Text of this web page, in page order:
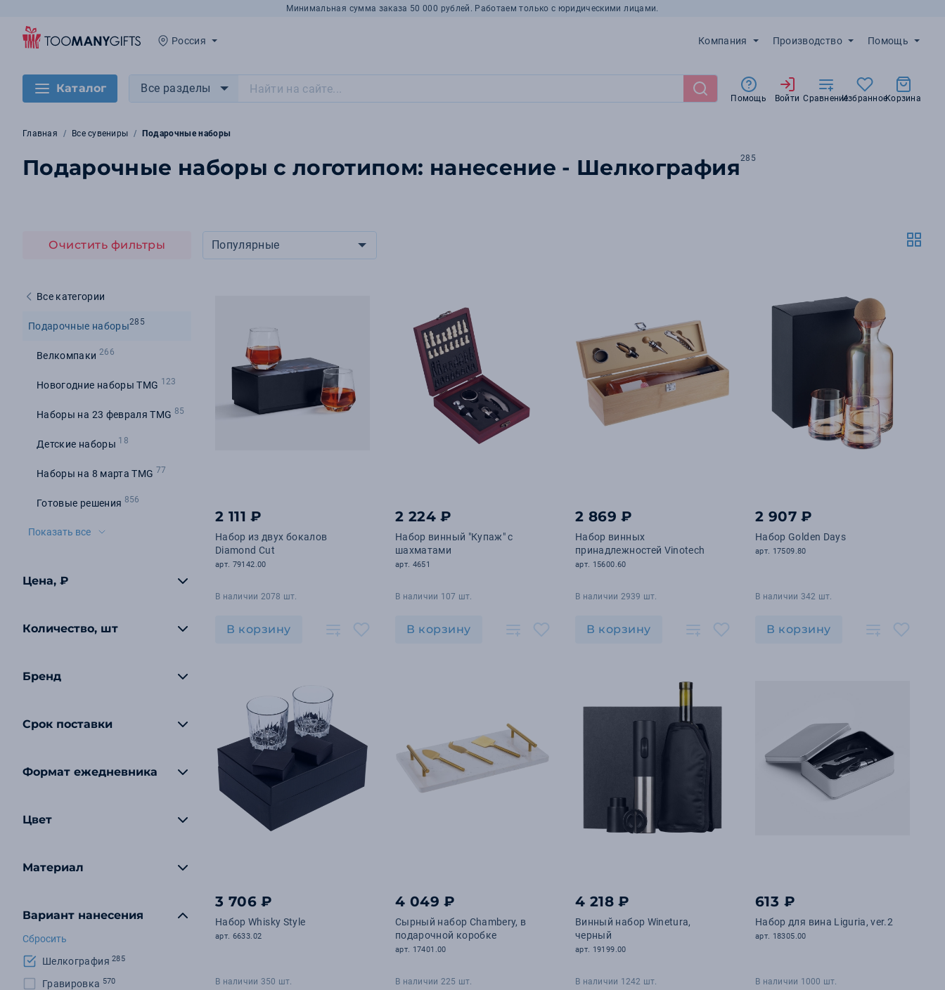
Минимальная сумма заказа 50 000 рублей. Работаем только с юридическими лицами.
Россия Компания Производство Помощь
Каталог Все разделы
Помощь Войти СравнениеИзбранноеКорзина
Главная Все сувениры Подарочные наборы
Подарочные наборы с логотипом: нанесение - Шелкография285
Очистить фильтры
Все категории
Подарочные наборы285
Велкомпаки 266
Новогодние наборы TMG 123
Наборы на 23 февраля TMG 85
Детские наборы 18
Наборы на 8 марта TMG 77
Готовые решения 856
Показать все
Цена, ₽
Количество, шт
Бренд
Срок поставки
Формат ежедневника
Цвет
Материал
Вариант нанесения
Сбросить
Шелкография 285
Гравировка 570
Популярные
2 111 ₽
Набор из двух бокалов
Diamond Cut
арт. 79142.00
В наличии 2078 шт.
В корзину
2 224 ₽
Набор винный "Купаж" с
шахматами
арт. 4651
В наличии 107 шт.
В корзину
2 869 ₽
Набор винных
принадлежностей Vinotech
арт. 15600.60
В наличии 2939 шт.
В корзину
2 907 ₽
Набор Golden Days
арт. 17509.80
В наличии 342 шт.
В корзину
3 706 ₽
Набор Whisky Style
арт. 6633.02
В наличии 350 шт.
4 049 ₽
Сырный набор Chambery, в
подарочной коробке
арт. 17401.00
В наличии 225 шт.
4 218 ₽
Винный набор Winetura,
черный
арт. 19199.00
В наличии 1242 шт.
613 ₽
Набор для вина Liguria, ver.2
арт. 18305.00
В наличии 1000 шт.